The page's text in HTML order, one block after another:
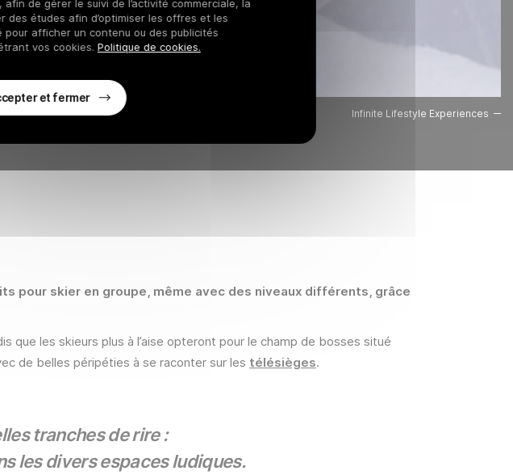
Infinite Lifestyle Experiences
pour skier en groupe, même avec des niveaux différents, grâce
que les skieurs plus à l’aise opteront pour le champ de bosses situé
de belles péripéties à se raconter sur les télésièges.
tranches de rire :
les divers espaces ludiques.
de gérer le suivi de l’activité commerciale, la
études afin d’optimiser les offres et les
afficher un contenu ou des publicités
vos cookies. Politique de cookies.
et fermer